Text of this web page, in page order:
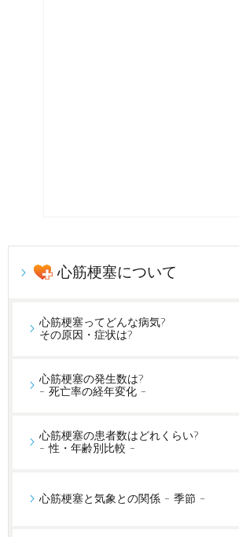
心筋梗塞について
心筋梗塞ってどんな病気?
その原因・症状は?
心筋梗塞の発生数は?
- 死亡率の経年変化 -
心筋梗塞の患者数はどれくらい?
- 性・年齢別比較 -
心筋梗塞と気象との関係 - 季節 -